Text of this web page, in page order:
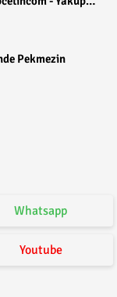
Pekmezin
Whatsapp
Youtube